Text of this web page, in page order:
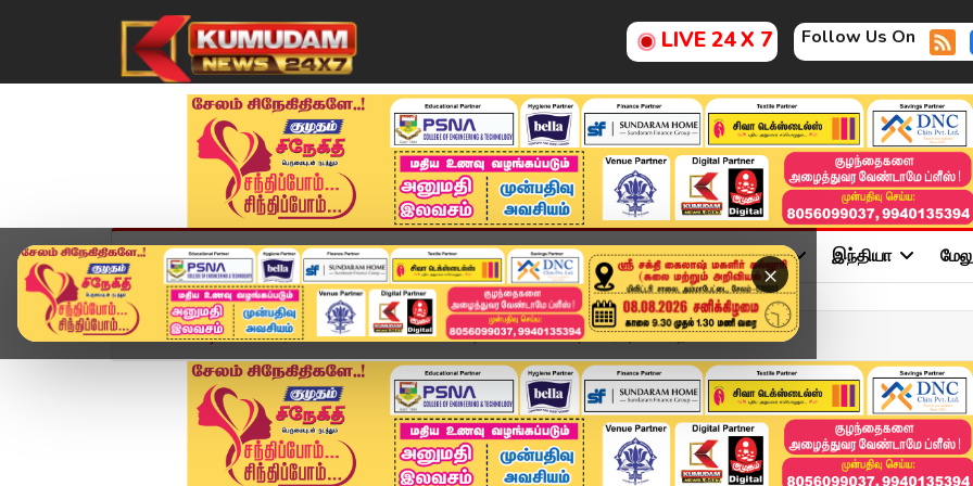
LIVE 24 X 7 Follow Us On
×
முகப்பு விளையாட்டு அண்மை தமிழ்நாடு சினிமா அரசியல் விளையாட்டு இந்தியா
Home வீடியோ ஸ்டோரி SPEED NEWS TAMIL | 06 APR 2026 | விரைவுச் செய்த...